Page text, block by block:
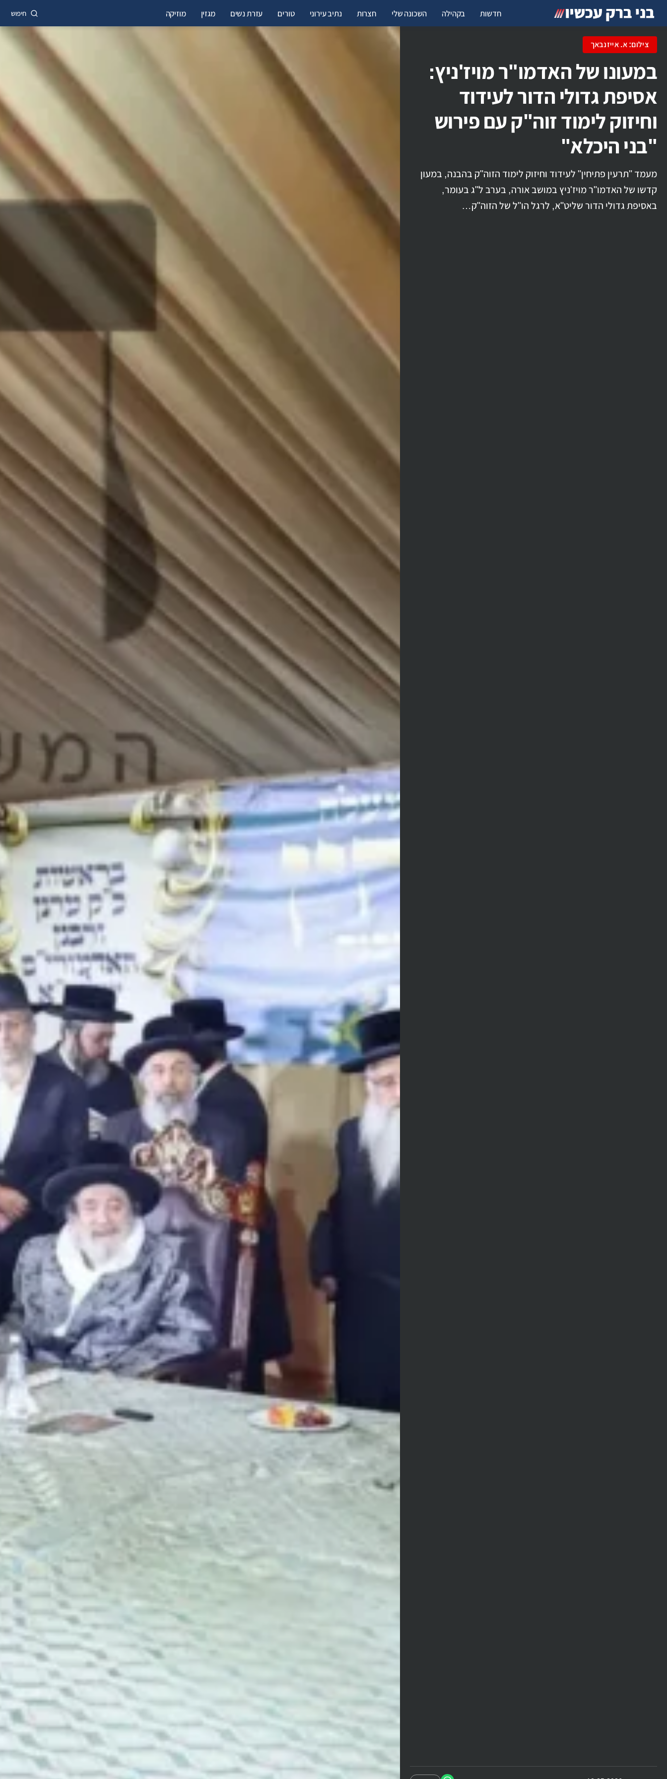
חדשות בקהילה השכונה שלי חצרות נתיב עירוני טורים עזרת נשים מגזין מוזיקה חיפוש
צילום: א. אייזנבאך
במעונו של האדמו"ר מויז'ניץ:
אסיפת גדולי הדור לעידוד
וחיזוק לימוד זוה"ק עם פירוש
"בני היכלא"
מעמד "תרעין פתיחין" לעידוד וחיזוק לימוד הזוה"ק בהבנה, במעון
קדשו של האדמו"ר מויז'ניץ במושב אורה, בערב ל"ג בעומר,
באסיפת גדולי הדור שליט"א, לרגל הו"ל של הזוה"ק…